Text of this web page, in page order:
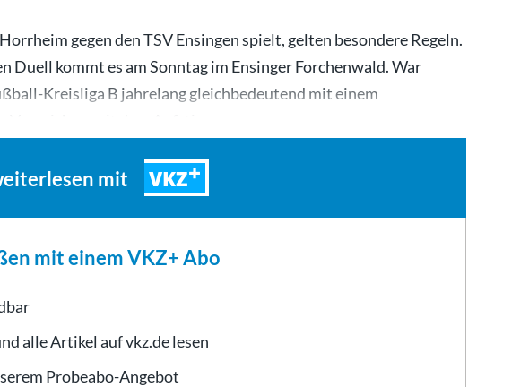
gegen den TSV Ensingen spielt, gelten besondere Regeln.
Duell kommt es am Sonntag im Ensinger Forchenwald. War
Kreisliga B jahrelang gleichbedeutend mit einem
mit VKZ
mit einem VKZ+ Abo
alle Artikel auf vkz.de lesen
Probeabo-Angebot